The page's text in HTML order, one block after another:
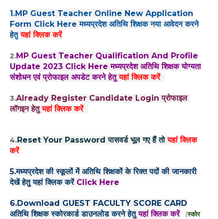
1.MP Guest Teacher Online New Application
Form Click Here मध्यप्रदेश अतिथि शिक्षक नया आवेदन करने
हेतु यहां क्लिक करें
2.MP Guest Teacher Qualification And Profile
Update 2023 Click Here मध्यप्रदेश अतिथि शिक्षक योग्यता
संशोधन एवं प्रोफाइल अपडेट करने हेतुयहां क्लिक करें
3.Already Register Candidate Login प्रोफाइल
लॉगइन हेतुयहां क्लिक करें
4.Reset Your Password पासवर्ड भूल गए हैं तोयहां क्लिक
करें
5.मध्यप्रदेश की स्कूलों में अतिथि शिक्षकों के रिक्त पदों की जानकारी
देखें हेतु यहां क्लिक करें Click Here
6.Download GUEST FACULTY SCORE CARD
अतिथि शिक्षक स्कोरकार्ड डाउनलोड करने हेतु यहां क्लिक करें. (स्कोर